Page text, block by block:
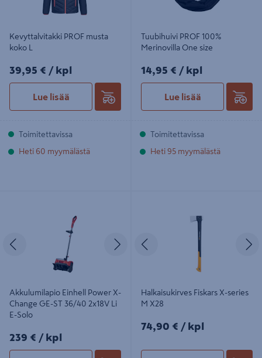
Kevyttalvitakki PROF musta
koko L
39,95€/kpl
39,95 € / kpl
Lue lisää
Toimitettavissa
Heti 60 myymälästä
Tuubihuivi PROF 100%
Merinovilla One size
14,95€/kpl
14,95 € / kpl
Lue lisää
Toimitettavissa
Heti 95 myymälästä
Seuraava
Akkulumilapio Einhell Power X-
Change GE-ST 36/40 2x18V Li
E-Solo
239€/kpl
239 € / kpl
Halkaisukirves Fiskars X-series
M X28
74,90€/kpl
74,90 € / kpl